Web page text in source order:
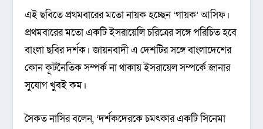
এই ছবিতে প্রথমবারের মতো নায়ক হচ্ছেন ‘গায়ক’ আসিফ।
প্রথমবারের মতো একটি ইসরায়েলি চরিত্রের সঙ্গে পরিচিত হবে
বাংলা ছবির দর্শক। জায়নবাদী এ দেশটির সঙ্গে বাংলাদেশের
কোন কূটনৈতিক সম্পর্ক না থাকায় ইসরায়েল সম্পর্কে জানার
সুযোগ খুবই কম।
সৈকত নাসির বলেন, ‘দর্শকদেরকে চমৎকার একটি সিনেমা